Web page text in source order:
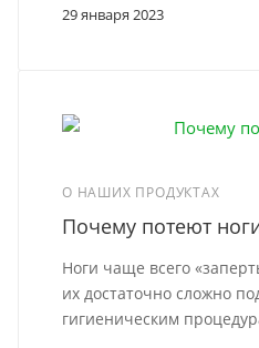
29 января 2023
О НАШИХ ПРОДУКТАХ
Почему потеют
Ноги чаще всего
их достаточно сложно
гигиеническим